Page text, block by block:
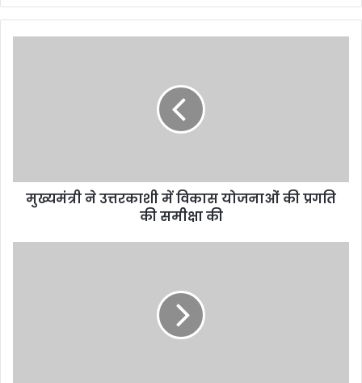
मुख्यमंत्री ने उत्तरकाशी में विकास योजनाओं की प्रगति
की समीक्षा की